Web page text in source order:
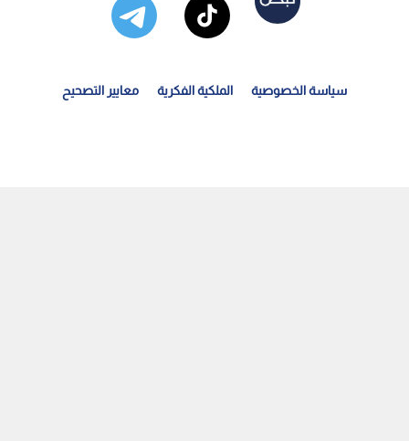
سياسة الخصوصية الملكية الفكرية معايير التصحيح